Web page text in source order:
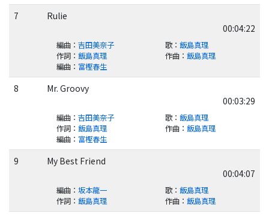
7
Rulie
00:04:22
編曲： 吉田美奈子 歌： 飯島真理
作詞： 飯島真理 作曲： 飯島真理
編曲： 富樫春生
8
Mr. Groovy
00:03:29
編曲： 吉田美奈子 歌： 飯島真理
作詞： 飯島真理 作曲： 飯島真理
編曲： 富樫春生
9
My Best Friend
00:04:07
編曲： 坂本龍一 歌： 飯島真理
作詞： 飯島真理 作曲： 飯島真理